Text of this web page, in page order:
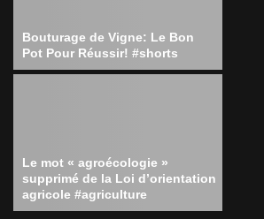
Bouturage de Vigne: Le Bon
Pot Pour Réussir! #shorts
Le mot « agroécologie »
supprimé de la Loi d’orientation
agricole #agriculture